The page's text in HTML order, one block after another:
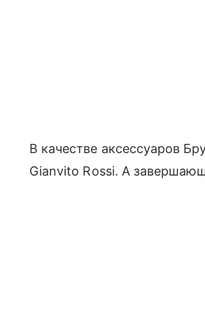
В качестве аксессуаров
Gianvito Rossi. А